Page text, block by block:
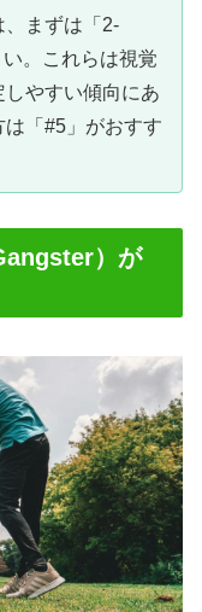
、まずは「2-
。これらは視覚
やすい傾向にあ
「#5」がおすす
）が